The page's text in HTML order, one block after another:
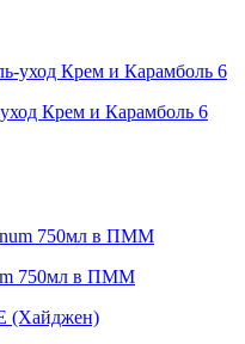
Крем и Карамболь 6
750мл в ПММ
(Хайджен)